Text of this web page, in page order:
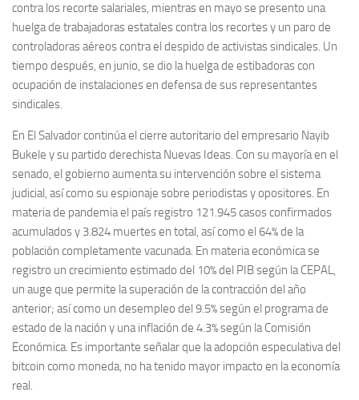
contra los recorte salariales, mientras en mayo se presento una
huelga de trabajadoras estatales contra los recortes y un paro de
controladoras aéreos contra el despido de activistas sindicales. Un
tiempo después, en junio, se dio la huelga de estibadoras con
ocupación de instalaciones en defensa de sus representantes
sindicales.
En El Salvador continúa el cierre autoritario del empresario Nayib
Bukele y su partido derechista Nuevas Ideas. Con su mayoría en el
senado, el gobierno aumenta su intervención sobre el sistema
judicial, así como su espionaje sobre periodistas y opositores. En
materia de pandemia el país registro 121.945 casos confirmados
acumulados y 3.824 muertes en total, así como el 64% de la
población completamente vacunada. En materia económica se
registro un crecimiento estimado del 10% del PIB según la CEPAL,
un auge que permite la superación de la contracción del año
anterior; así como un desempleo del 9.5% según el programa de
estado de la nación y una inflación de 4.3% según la Comisión
Económica. Es importante señalar que la adopción especulativa del
bitcoin como moneda, no ha tenido mayor impacto en la economía
real.